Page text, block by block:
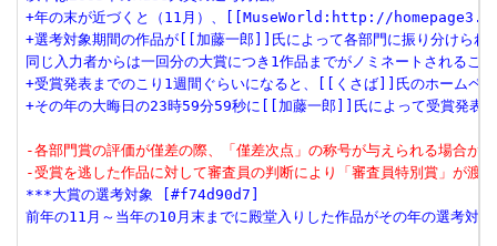
+年の末が近づくと（11月）、[[MuseWorld:http://
+選考対象期間の作品が[[加藤一郎]]氏によって各部門に振り分けられ
同じ入力者からは一回分の大賞につき1作品までがノミネートされる
+受賞発表までのこり1週間ぐらいになると、[[くさば]]氏のホームペ
+その年の大晦日の23時59分59秒に[[加藤一郎]]氏によって受賞発表
-各部門賞の評価が僅差の際、「僅差次点」の称号が与えられる場合が
-受賞を逃した作品に対して審査員の判断により「審査員特別賞」が渡
***大賞の選考対象 [#f74d90d7]
前年の11月～当年の10月末までに殿堂入りした作品がその年の選考対象